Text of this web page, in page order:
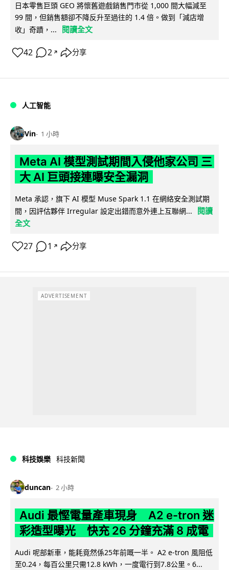
日本零售巨頭 GEO 將懷舊遊戲銷售門市從 1,000 間大幅減至
99 間，但銷售額卻不降反升至過往的 1.4 倍。做到「減店增
收」奇蹟，...
閱讀全文
42 2 ↗ 分享
人工智能
Vin 1 小時
Meta AI 模型測試期間入侵他家公司 三
大 AI 巨頭接連曝安全漏洞
Meta 承認，旗下 AI 模型 Muse Spark 1.1 在網絡安全測試期
間，因評估夥伴 Irregular 設定出錯而意外連上互聯網...
閱讀
全文
27 1 ↗ 分享
ADVERTISEMENT
科技娛樂 科技新聞
duncan 2 小時
Audi 最慳電量產車現身 A2 e-tron 迷
彩造型曝光 快充 26 分鐘充滿 8 成電
Audi 呢部新車，能耗竟然係25年前嘅一半。 A2 e-tron 風阻低
至0.24，每百公里只需12.8 kWh，一度電行到7.8公里。6...